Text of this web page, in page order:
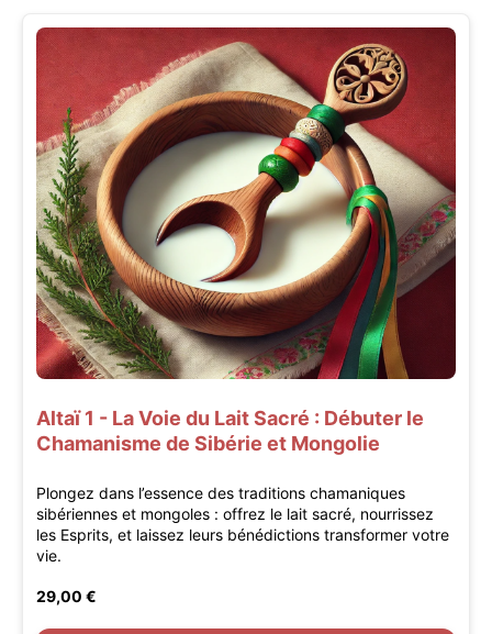
Altaï 1 - La Voie du Lait Sacré : Débuter le
Chamanisme de Sibérie et Mongolie
Plongez dans l’essence des traditions chamaniques
sibériennes et mongoles : offrez le lait sacré, nourrissez
les Esprits, et laissez leurs bénédictions transformer votre
vie.
29,00 €